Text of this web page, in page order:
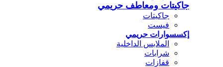
جاكيتات ومعاطف حريمي
جاكيتات
فيست
إكسسوارات حريمي
الملابس الداخلية
شرابات
قفازات